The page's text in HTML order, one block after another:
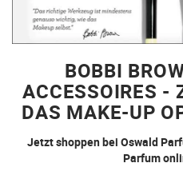
BOBBI
ACCESSOIRES -
DAS MAKE-UP
Jetzt shoppen bei Oswald
Parfum